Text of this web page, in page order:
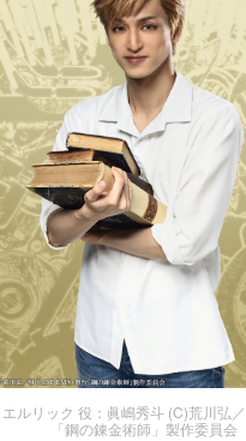
ルリック 役：眞嶋秀斗 (C)荒川弘
「鋼の錬金術師」製作委員会